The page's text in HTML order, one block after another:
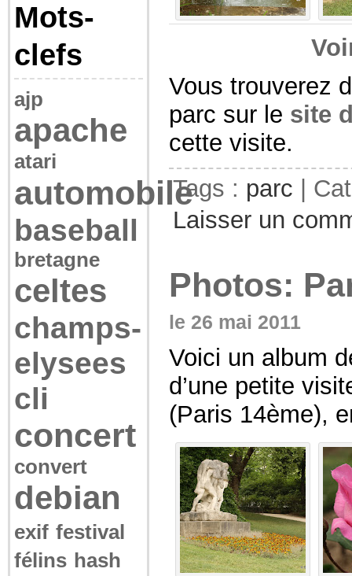
Mots-
clefs
ajp
apache
atari
automobile
baseball
bretagne
celtes
champs-
elysees
cli
concert
convert
debian
exif festival
félins hash
Vous trouverez
parc sur le site
cette visite.
Tags : parc |
Laisser un
Photos:
le 26 mai 2011
Voici un album
d’une petite
(Paris 14ème),